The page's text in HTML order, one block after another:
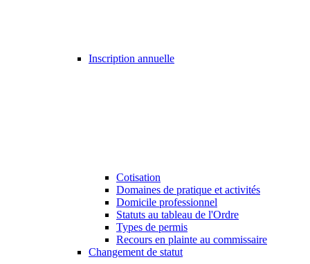
Inscription annuelle
Cotisation
Domaines de pratique et activités
Domicile professionnel
Statuts au tableau de l'Ordre
Types de permis
Recours en plainte au commissaire
Changement de statut